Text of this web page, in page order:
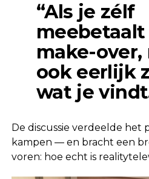
“Als je zélf
meebetaalt
make-over,
ook eerlijk
wat je
De discussie verdeelde het
kampen — en bracht een
voren: hoe echt is